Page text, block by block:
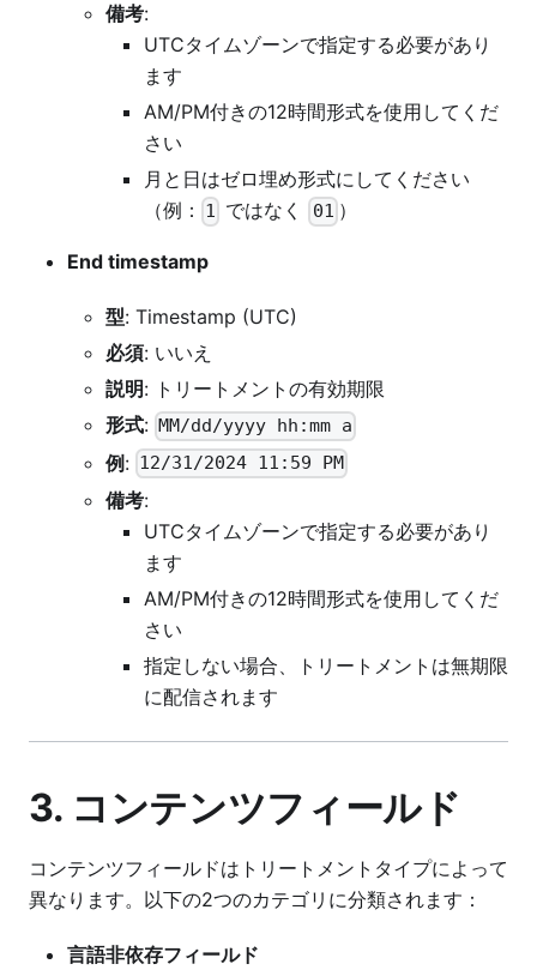
備考:
UTCタイムゾーンで指定する必要があり
ます
AM/PM付きの12時間形式を使用してくだ
さい
月と日はゼロ埋め形式にしてください
（例：
1 ではなく 01 ）
End timestamp
型: Timestamp (UTC)
必須: いいえ
説明: トリートメントの有効期限
形式: MM/dd/yyyy hh:mm a
例: 12/31/2024 11:59 PM
備考:
UTCタイムゾーンで指定する必要があり
ます
AM/PM付きの12時間形式を使用してくだ
さい
指定しない場合、トリートメントは無期限
に配信されます
3. コンテンツフィールド
コンテンツフィールドはトリートメントタイプによって
異なります。以下の2つのカテゴリに分類されます：
言語非依存フィールド